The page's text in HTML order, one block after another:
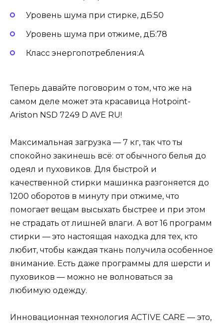
Уровень шума при стирке, дБ:50
Уровень шума при отжиме, дБ:78
Класс энергопотребления:А
Теперь давайте поговорим о том, что же на
самом деле может эта красавица Hotpoint-
Ariston NSD 7249 D AVE RU!
Максимальная загрузка — 7 кг, так что ты
спокойно закинешь всё: от обычного белья до
одеял и пуховиков. Для быстрой и
качественной стирки машинка разгоняется до
1200 оборотов в минуту при отжиме, что
помогает вещам высыхать быстрее и при этом
не страдать от лишней влаги. А вот 16 программ
стирки — это настоящая находка для тех, кто
любит, чтобы каждая ткань получила особенное
внимание. Есть даже программы для шерсти и
пуховиков — можно не волноваться за
любимую одежду.
Инновационная технология ACTIVE CARE — это,